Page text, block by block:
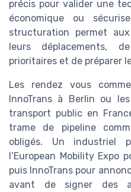
précis pour valider une
économique ou
structuration permet
leurs déplacements,
prioritaires et de préparer
Les rendez vous
InnoTrans à Berlin ou
transport public en
trame de pipeline
obligés. Un industriel
l’European Mobility Expo
puis InnoTrans pour
avant de signer des